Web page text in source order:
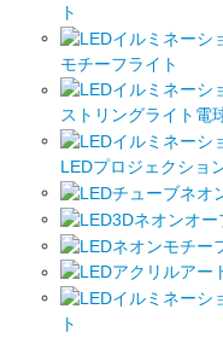
ト
モチーフライト
ストリングライト電
LEDプロジェクショ
ト